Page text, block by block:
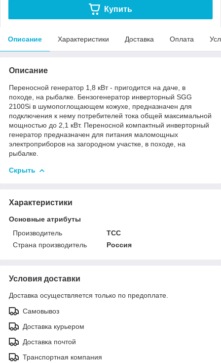
Купить
Описание Характеристики Доставка Оплата
Описание
Переносной генератор 1,8 кВт - пригодится на даче, в
походе, на рыбалке. Бензогенератор инверторный SGG
2100Si в шумопоглощающем кожухе, предназначен для
подключения к нему потребителей тока общей максимальной
мощностью до 2,1 кВт. Переносной компактный инверторный
генератор предназначен для питания маломощных
электроприборов на загородном участке, в походе, на
рыбалке.
Скрыть
Характеристики
Основные атрибуты
Производитель
ТСС
Страна производитель
Россия
Условия доставки
Доставка осуществляется только по предоплате.
Самовывоз
Доставка курьером
Доставка почтой
Транспортная компания